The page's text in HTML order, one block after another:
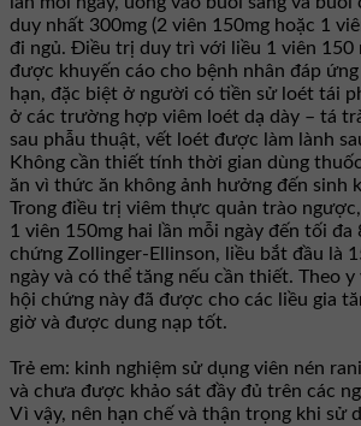
duy nhất 300mg (2 viên 150mg hoặc 1
đi ngủ. Ðiều trị duy trì với liều 1 viên 150
được khuyến cáo cho bệnh nhân đáp
hạn, đặc biệt ở người có tiền sử loét tái
ở các trường hợp viêm loét dạ dày – tá
sau phẫu thuật, vết loét được làm lành
Không cần thiết tính thời gian dùng
ăn vì thức ăn không ảnh hưởng đến sinh
Trong điều trị viêm thực quản trào
1 viên 150mg hai lần mỗi ngày đến tối đa
chứng Zollinger-Ellinson, liều bắt đầu là
ngày và có thể tăng nếu cần thiết. Theo y
hội chứng này đã được cho các liều gia
giờ và được dung nạp tốt.
Trẻ em: kinh nghiệm sử dụng viên nén
và chưa được khảo sát đầy đủ trên các
Vì vậy, nên hạn chế và thận trọng khi sử